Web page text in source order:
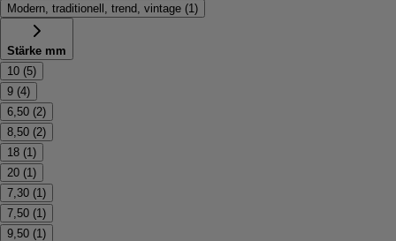
Modern, traditionell, trend, vintage (1 )
Stärke mm
10 (5)
9 (4)
6,50 (2)
8,50 (2)
18 (1 )
20 (1 )
7,30 (1 )
7,50 (1 )
9,50 (1 )